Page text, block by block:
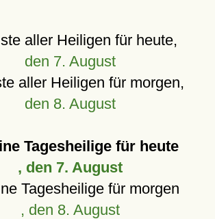
aller Heiligen für heute,
den 7. August
aller Heiligen für morgen,
den 8. August
Tagesheilige für heute
, den 7. August
Tagesheilige für morgen
, den 8. August